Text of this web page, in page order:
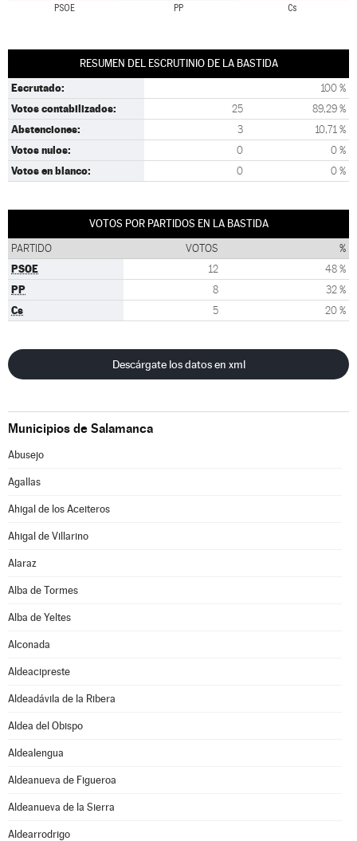
PSOE PP Cs
RESUMEN DEL ESCRUTINIO DE LA BASTIDA
Escrutado: 100 %
Votos contabilizados: 25 89,29 %
Abstenciones: 3 10,71 %
Votos nulos: 0 0 %
Votos en blanco: 0 0 %
VOTOS POR PARTIDOS EN LA BASTIDA
PARTIDO VOTOS %
PSOE 12 48 %
PP 8 32 %
Cs 5 20 %
Descárgate los datos en xml
Municipios de Salamanca
Abusejo
Agallas
Ahigal de los Aceiteros
Ahigal de Villarino
Alaraz
Alba de Tormes
Alba de Yeltes
Alconada
Aldeacipreste
Aldeadávila de la Ribera
Aldea del Obispo
Aldealengua
Aldeanueva de Figueroa
Aldeanueva de la Sierra
Aldearrodrigo